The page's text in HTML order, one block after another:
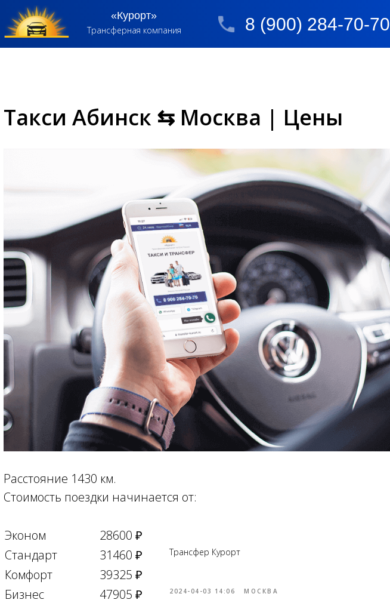
8 (900) 284-70-70
«Курорт»
Трансферная компания
Такси Абинск ⇆ Москва | Цены
Расстояние 1430 км.
Стоимость поездки начинается от:
Эконом
28600 ₽
Стандарт
31460 ₽
Комфорт
39325 ₽
Бизнес
47905 ₽
Трансфер Курорт
2024-04-03 14:06 МОСКВА